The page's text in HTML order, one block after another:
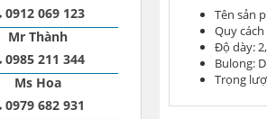
0912 069 123
Mr Thành
0985 211 344
Ms Hoa
0979 682 931
Tên sản
Quy cách
Độ dày:
Bulong:
Trọng